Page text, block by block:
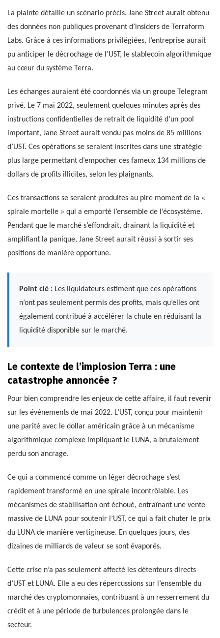
La plainte détaille un scénario précis. Jane Street aurait obtenu
des données non publiques provenant d’insiders de Terraform
Labs. Grâce à ces informations privilégiées, l’entreprise aurait
pu anticiper le décrochage de l’UST, le stablecoin algorithmique
au cœur du système Terra.
Les échanges auraient été coordonnés via un groupe Telegram
privé. Le 7 mai 2022, seulement quelques minutes après des
instructions confidentielles de retrait de liquidité d’un pool
important, Jane Street aurait vendu pas moins de 85 millions
d’UST. Ces opérations se seraient inscrites dans une stratégie
plus large permettant d’empocher ces fameux 134 millions de
dollars de profits illicites, selon les plaignants.
Ces transactions se seraient produites au pire moment de la «
spirale mortelle » qui a emporté l’ensemble de l’écosystème.
Pendant que le marché s’effondrait, drainant la liquidité et
amplifiant la panique, Jane Street aurait réussi à sortir ses
positions de manière opportune.
Point clé : Les liquidateurs estiment que ces opérations
n’ont pas seulement permis des profits, mais qu’elles ont
également contribué à accélérer la chute en réduisant la
liquidité disponible sur le marché.
Le contexte de l’implosion Terra : une
catastrophe annoncée ?
Pour bien comprendre les enjeux de cette affaire, il faut revenir
sur les événements de mai 2022. L’UST, conçu pour maintenir
une parité avec le dollar américain grâce à un mécanisme
algorithmique complexe impliquant le LUNA, a brutalement
perdu son ancrage.
Ce qui a commencé comme un léger décrochage s’est
rapidement transformé en une spirale incontrôlable. Les
mécanismes de stabilisation ont échoué, entraînant une vente
massive de LUNA pour soutenir l’UST, ce qui a fait chuter le prix
du LUNA de manière vertigineuse. En quelques jours, des
dizaines de milliards de valeur se sont évaporés.
Cette crise n’a pas seulement affecté les détenteurs directs
d’UST et LUNA. Elle a eu des répercussions sur l’ensemble du
marché des cryptomonnaies, contribuant à un resserrement du
crédit et à une période de turbulences prolongée dans le
secteur.